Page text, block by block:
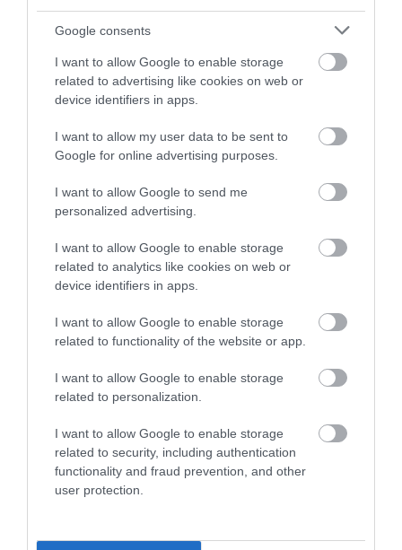
Google consents
I want to allow Google to enable storage
related to advertising like cookies on web or
device identifiers in apps.
I want to allow my user data to be sent to
Google for online advertising purposes.
I want to allow Google to send me
personalized advertising.
I want to allow Google to enable storage
related to analytics like cookies on web or
device identifiers in apps.
I want to allow Google to enable storage
related to functionality of the website or app.
I want to allow Google to enable storage
related to personalization.
I want to allow Google to enable storage
related to security, including authentication
functionality and fraud prevention, and other
user protection.
ΠΕΡΙΣΣΟΤΕΡA
06.08.2026
Τα εύκολα «τεστ» για να δείτε αν τα αυγά
είναι φρέσκα